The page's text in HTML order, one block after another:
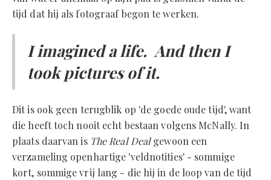
tijd dat hij als fotograaf begon te werken.
I imagined a life. And then I
took pictures of it.
Dit is ook geen terugblik op 'de goede oude tijd', want
die heeft toch nooit echt bestaan volgens McNally. In
plaats daarvan is The Real Dealgewoon een
verzameling openhartige 'veldnotities' - sommige
kort, sommige vrij lang - die hij in de loop van de tijd